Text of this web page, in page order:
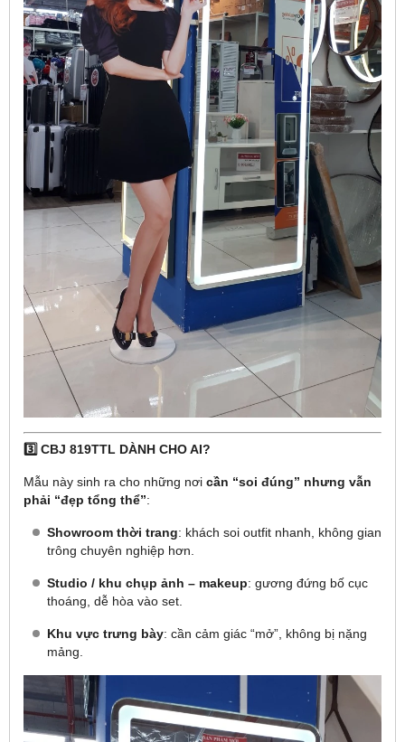
3️⃣ CBJ 819TTL DÀNH CHO AI?
Mẫu này sinh ra cho những nơi cần “soi đúng” nhưng vẫn
phải “đẹp tổng thể”:
Showroom thời trang: khách soi outfit nhanh, không gian
trông chuyên nghiệp hơn.
Studio / khu chụp ảnh – makeup: gương đứng bố cục
thoáng, dễ hòa vào set.
Khu vực trưng bày: cần cảm giác “mở”, không bị nặng
mảng.